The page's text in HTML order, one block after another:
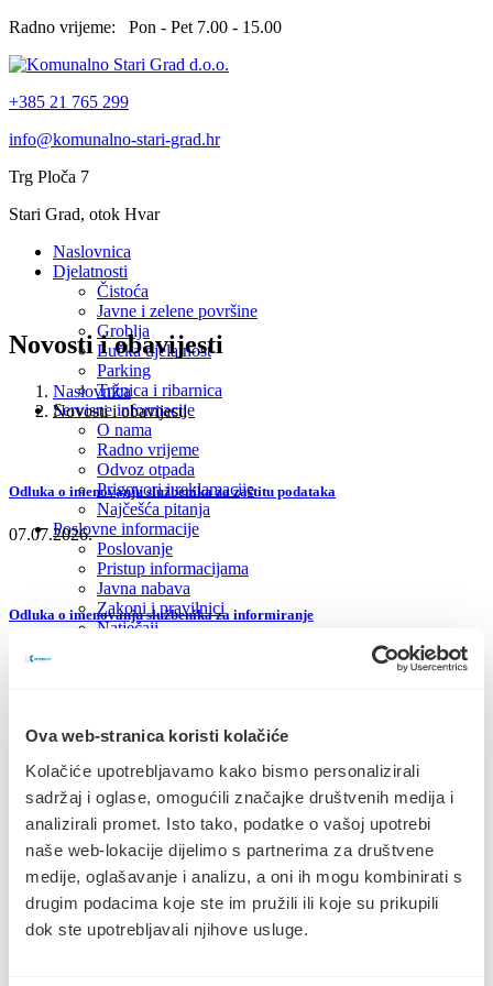
Ova web-stranica koristi kolačiće
Kolačiće upotrebljavamo kako bismo personalizirali
sadržaj i oglase, omogućili značajke društvenih medija i
analizirali promet. Isto tako, podatke o vašoj upotrebi
naše web-lokacije dijelimo s partnerima za društvene
medije, oglašavanje i analizu, a oni ih mogu kombinirati s
drugim podacima koje ste im pružili ili koje su prikupili
dok ste upotrebljavali njihove usluge.
Radno vrijeme: Pon - Pet 7.00 - 15.00
+385 21 765 299
info@komunalno-stari-grad.hr
Trg Ploča 7
Stari Grad, otok Hvar
Naslovnica
Djelatnosti
Čistoća
Javne i zelene površine
Groblja
Lučka djelatnost
Parking
Tržnica i ribarnica
Servisne informacije
O nama
Radno vrijeme
Odvoz otpada
Prigovori i reklamacije
Najčešća pitanja
Poslovne informacije
Poslovanje
Pristup informacijama
Javna nabava
Zakoni i pravilnici
Natječaji
Novosti i obavijesti
Naslovnica
Novosti i obavijesti
Odluka o imenovanju službenika za zaštitu podataka
07.07.2026.
Odluka o imenovanju službenika za informiranje
07.07.2026.
Natječaj za prikupljanje ponuda za davanje u zakup štandova na tržnici u
16.06.2026.
Odluka o dodjeli u zakup parkirališnih mjesta
12.06.2026.